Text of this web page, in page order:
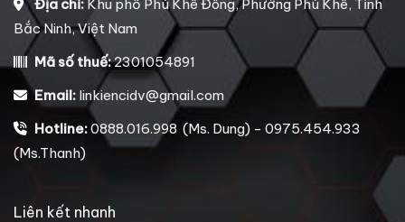
Địa chỉ: Khu phố Phù Khê Đông, Phường Phù Khê, Tỉnh
Bắc Ninh, Việt Nam
Mã số thuế:2301054891
Email: linkiencidv@gmail.com
Hotline:0888.016.998 (Ms. Dung) - 0975.454.933
(Ms.Thanh)
Liên kết nhanh